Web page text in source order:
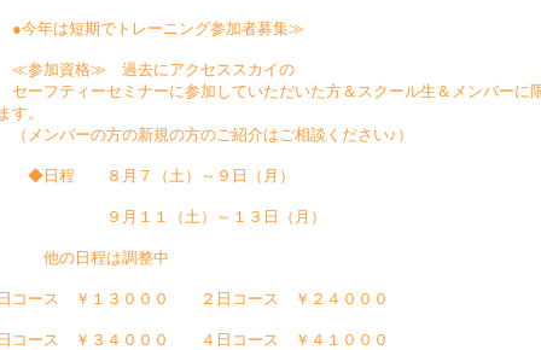
年は短期でトレーニング参加者募集≫
加資格≫ 過去にアクセススカイの
ーフティーセミナーに参加していただいた方＆スクール生＆メンバーに
す。
メンバーの方の新規の方のご紹介はご相談ください♪）
程 ８月７（土）～９日（月）
月１１（土）～１３日（月）
の日程は調整中
コース ￥１３０００ ２日コース ￥２４０００
コース ￥３４０００ ４日コース ￥４１０００